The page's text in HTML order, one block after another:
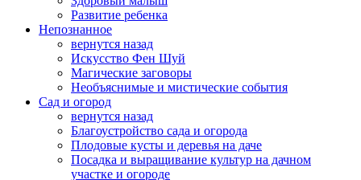
Развитие ребенка
Непознанное
вернутся назад
Искусство Фен Шуй
Магические заговоры
Необъяснимые и мистические события
Сад и огород
вернутся назад
Благоустройство сада и огорода
Плодовые кусты и деревья на даче
Посадка и выращивание культур на дачном
участке и огороде